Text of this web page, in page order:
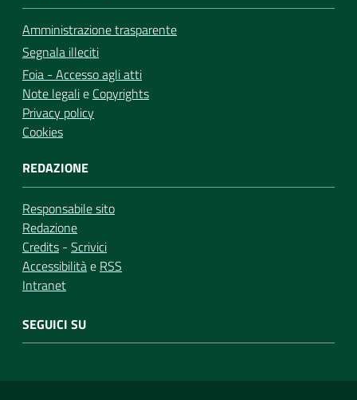
Amministrazione trasparente
Segnala illeciti
Foia - Accesso agli atti
Note legalie Copyrights
Privacy policy
Cookies
REDAZIONE
Responsabile sito
Redazione
Credits - Scrivici
Accessibilitàe RSS
Intranet
SEGUICI SU